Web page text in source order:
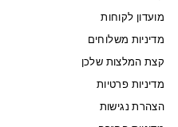
מועדון לקוחות
מדיניות משלוחים
קצת המלצות שלכן
מדיניות פרטיות
הצהרת נגישות